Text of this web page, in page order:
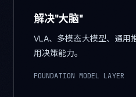
解决"大脑"
VLA、多模态大模型、通用
用决策能力。
FOUNDATION MODEL LAYER